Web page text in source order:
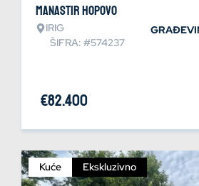
Manastir Hopovo
IRIG
ŠIFRA: #574237
€82.400
Kuće Ekskluzivno